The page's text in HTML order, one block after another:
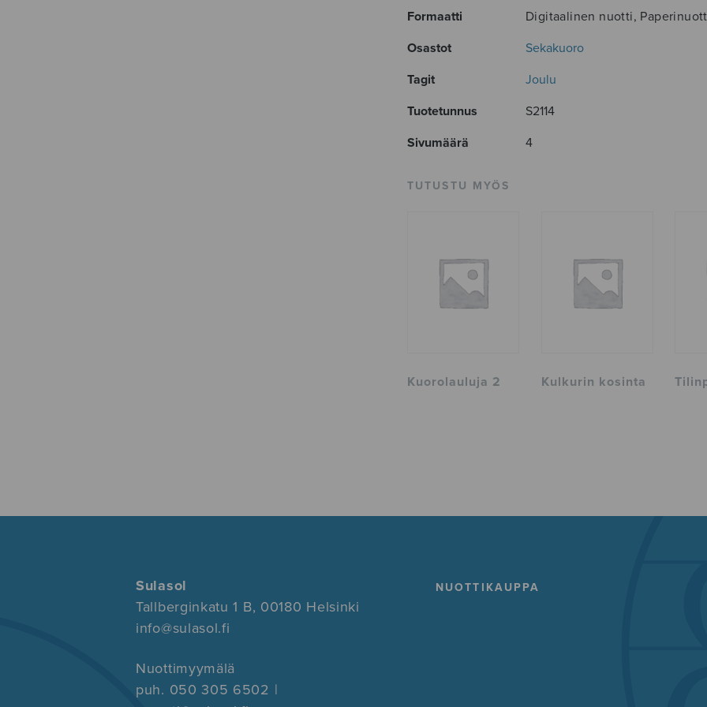
Formaatti
Digitaalinen nuotti,
Osastot
Sekakuoro
Tagit
Joulu
Tuotetunnus
S2114
Sivumäärä
4
TUTUSTU MYÖS
Kuorolauluja 2 Kulkurin kosinta
Sulasol
Tallberginkatu 1 B, 00180 Helsinki
info@sulasol.fi
Nuottimyymälä
puh. 050 305 6502 |
NUOTTIKAUPPA